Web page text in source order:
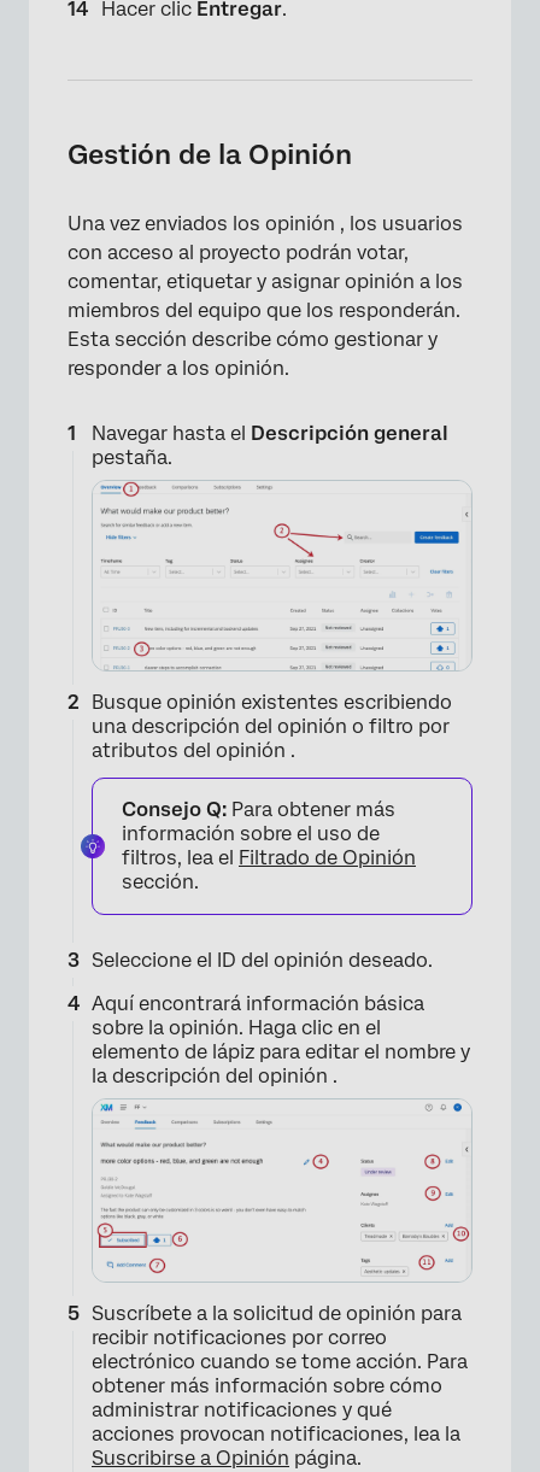
Hacer clic Entregar.
Gestión de la Opinión
Una vez enviados los opinión , los usuarios
con acceso al proyecto podrán votar,
comentar, etiquetar y asignar opinión a los
miembros del equipo que los responderán.
Esta sección describe cómo gestionar y
responder a los opinión.
Navegar hasta el Descripción general
pestaña.
×
Busque opinión existentes escribiendo
una descripción del opinión o filtro por
atributos del opinión .
Consejo Q: Para obtener más
información sobre el uso de
filtros, lea el Filtrado de Opinión
sección.
Seleccione el ID del opinión deseado.
Aquí encontrará información básica
sobre la opinión. Haga clic en el
elemento de lápiz para editar el nombre y
la descripción del opinión .
Suscríbete a la solicitud de opinión para
recibir notificaciones por correo
electrónico cuando se tome acción. Para
obtener más información sobre cómo
administrar notificaciones y qué
acciones provocan notificaciones, lea la
Suscribirse a Opinión página.